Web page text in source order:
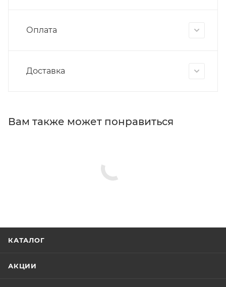
Оплата
Доставка
Вам также может понравиться
КАТАЛОГ
АКЦИИ